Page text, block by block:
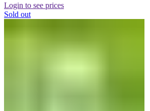
Login to see prices
Sold out